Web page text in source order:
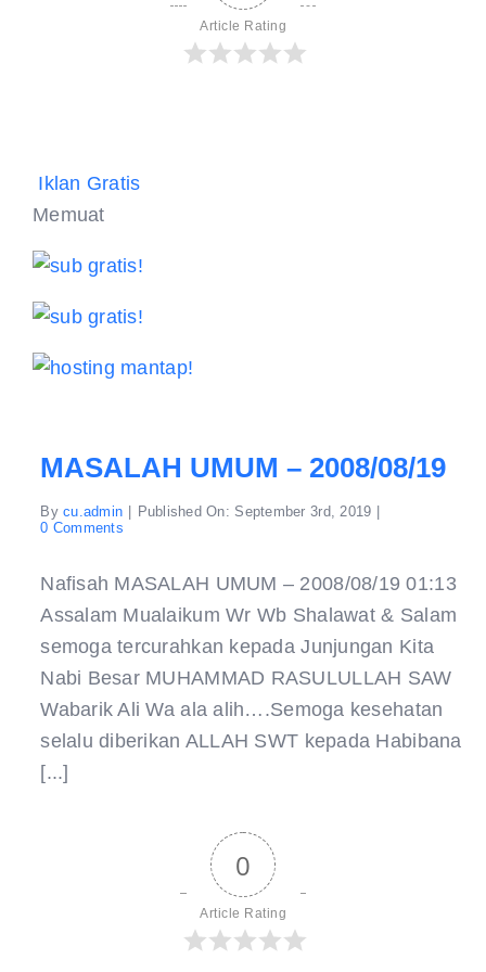
Article Rating
Iklan Gratis
Memuat
MASALAH UMUM – 2008/08/19
Bycu.admin Published On: September 3rd, 2019
0 Commentson
–
2008/08/19
Nafisah MASALAH UMUM – 2008/08/19 01:13
Assalam Mualaikum Wr Wb Shalawat & Salam
semoga tercurahkan kepada Junjungan Kita
Nabi Besar MUHAMMAD RASULULLAH SAW
Wabarik Ali Wa ala alih….Semoga kesehatan
selalu diberikan ALLAH SWT kepada Habibana
[...]
0
Article Rating